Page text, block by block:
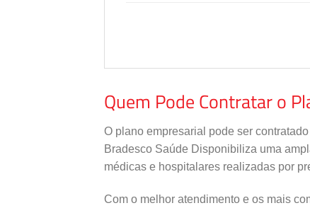
Quem Pode Contratar o
O plano empresarial pode ser
Bradesco Saúde Disponibiliza uma
médicas e hospitalares realizadas por
Com o melhor atendimento e os mais